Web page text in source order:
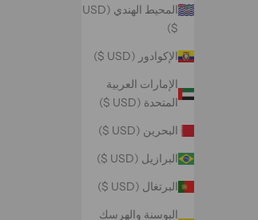
المحيط الهندي (USD
$)
الإكوادور (USD $)
الإمارات العربية
المتحدة (USD $)
البحرين (USD $)
البرازيل (USD $)
البرتغال (USD $)
البوسنة والهرسك